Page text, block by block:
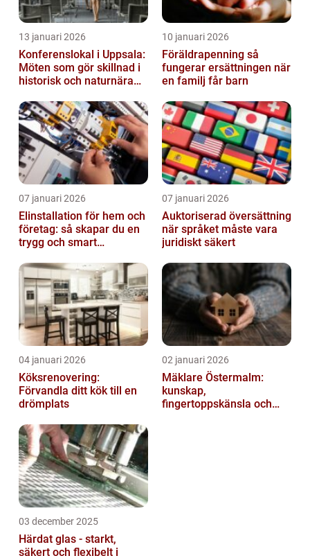
13 januari 2026
Konferenslokal i Uppsala:
Möten som gör skillnad i
historisk och naturnära
10 januari 2026
Föräldrapenning så
fungerar ersättningen när
en familj får barn
07 januari 2026
Elinstallation för hem och
företag: så skapar du en
trygg och smart
07 januari 2026
Auktoriserad översättning
när språket måste vara
juridiskt säkert
04 januari 2026
Köksrenovering:
Förvandla ditt kök till en
drömplats
02 januari 2026
Mäklare Östermalm:
kunskap,
fingertoppskänsla och
03 december 2025
Härdat glas - starkt,
säkert och flexibelt i